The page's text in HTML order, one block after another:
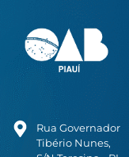
Rua Governador
Tibério Nunes,